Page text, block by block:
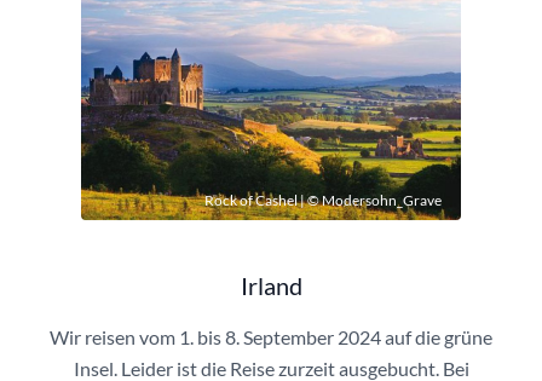
Rock of Cashel | © Modersohn_Grave
Irland
Wir reisen vom 1. bis 8. September 2024 auf die grüne
Insel. Leider ist die Reise zurzeit ausgebucht. Bei